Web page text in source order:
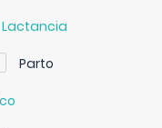
Lactancia
Parto